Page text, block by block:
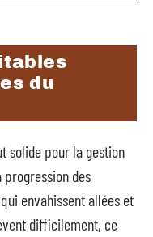
du
solide pour la gestion
des
envahissent allées et
difficilement, ce